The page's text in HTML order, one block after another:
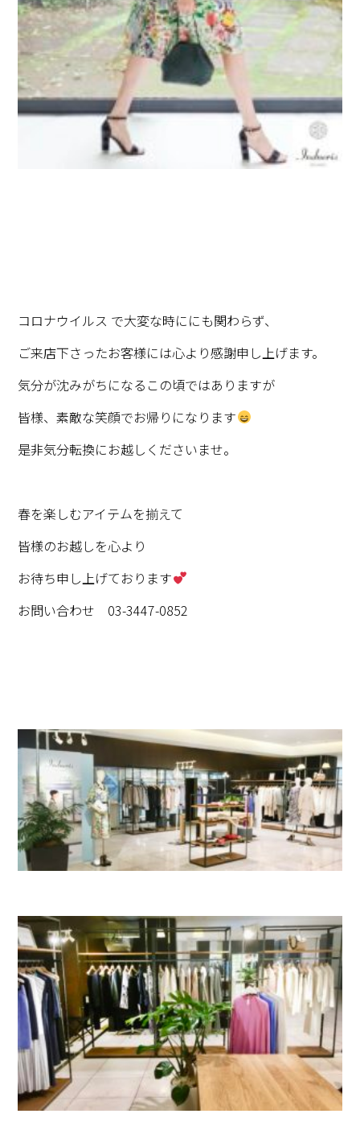
コロナウイルス で大変な時ににも関わらず、
ご来店下さったお客様には心より感謝申し上げます。
気分が沈みがちになるこの頃ではありますが
皆様、素敵な笑顔でお帰りになります
是非気分転換にお越しくださいませ。
春を楽しむアイテムを揃えて
皆様のお越しを心より
お待ち申し上げております
お問い合わせ 03-3447-0852